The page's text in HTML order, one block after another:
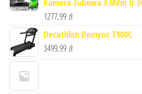
Kamera Tubowa 3.6Mm Ir
1277,99 zł
Decathlon Domyos T900C
3499,99 zł